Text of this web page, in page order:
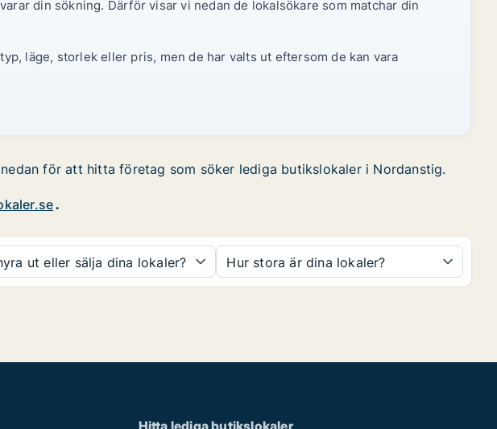
din sökning. Därför visar vi nedan de lokalsökare som matchar din
läge, storlek eller pris, men de har valts ut eftersom de kan vara
för att hitta företag som söker lediga butikslokaler i Nordanstig.
.
ut eller sälja dina lokaler? Hur stora är dina lokaler?
Hitta lediga butikslokaler